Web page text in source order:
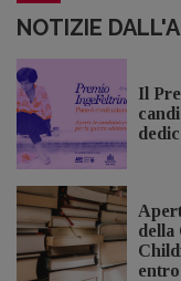
NOTIZIE
Il
della